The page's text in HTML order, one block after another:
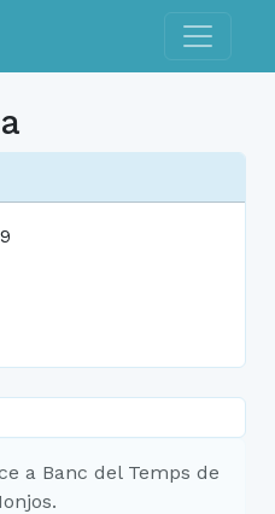
Toggle
a Banc del Temps de